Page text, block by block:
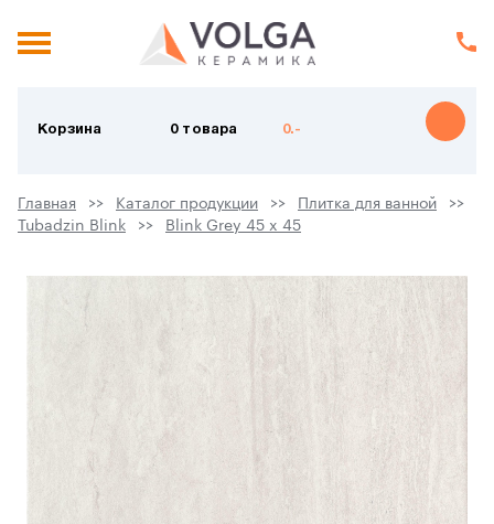
Корзина 0 товара 0.-
Главная Каталог продукции
Плитка для ванной
Tubadzin Blink
Blink Grey 45 x 45